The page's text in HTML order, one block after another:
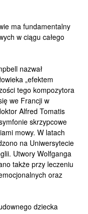
ma fundamentalny
w ciągu całego
nazwał
„efektem
tego kompozytora
we Francji w
Alfred Tomatis
skrzypcowe
mowy. W latach
na Uniwersytecie
Utwory Wolfganga
także przy leczeniu
oraz
dziecka